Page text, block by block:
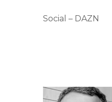
Social – DAZN